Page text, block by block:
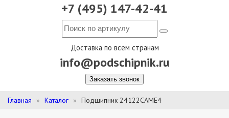
+7 (495) 147-42-41
Доставка по всем странам
info@podschipnik.ru
Заказать звонок
Главная Каталог Подшипник 24122CAME4